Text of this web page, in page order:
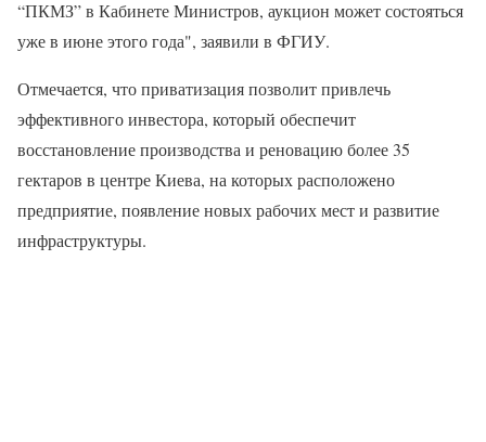
“ПКМЗ” в Кабинете Министров, аукцион может состояться
уже в июне этого года", заявили в ФГИУ.
Отмечается, что приватизация позволит привлечь
эффективного инвестора, который обеспечит
восстановление производства и реновацию более 35
гектаров в центре Киева, на которых расположено
предприятие, появление новых рабочих мест и развитие
инфраструктуры.